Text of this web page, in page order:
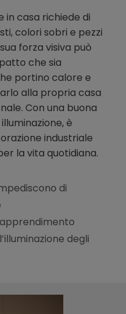
in casa richiede di
colori sobri e pezzi
forza visiva può
che sia
portino calore e
alla propria casa
Con una buona
è
industriale
la vita quotidiana.
di
degli